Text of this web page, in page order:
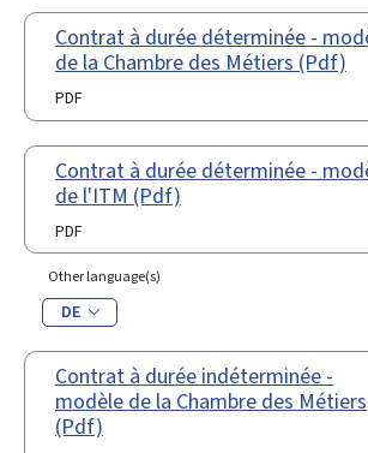
Contrat à durée déterminée -
de la Chambre des Métiers (Pdf)
PDF
Contrat à durée déterminée -
de l'ITM (Pdf)
PDF
Other language(s)
DE
Contrat à durée indéterminée -
modèle de la Chambre des Métiers
(Pdf)